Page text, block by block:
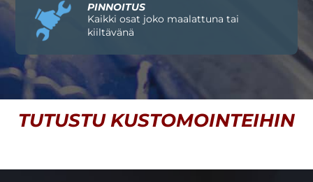
PINNOITUS
Kaikki osat joko maalattuna tai
kiiltävänä
TUTUSTU KUSTOMOINTEIHIN